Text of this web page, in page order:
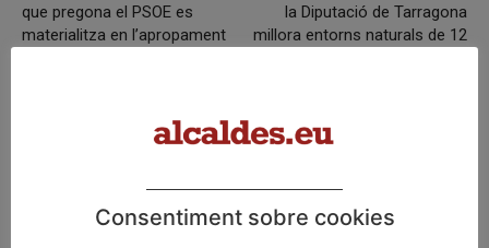
que pregona el PSOE es
materialitza en l’apropament
la Diputació de Tarragona
millora entorns naturals de 12
Articles relacionats
Pals reclama revisar el decret dels
habitatges d’ús turístic per preservar
Consentiment sobre cookies